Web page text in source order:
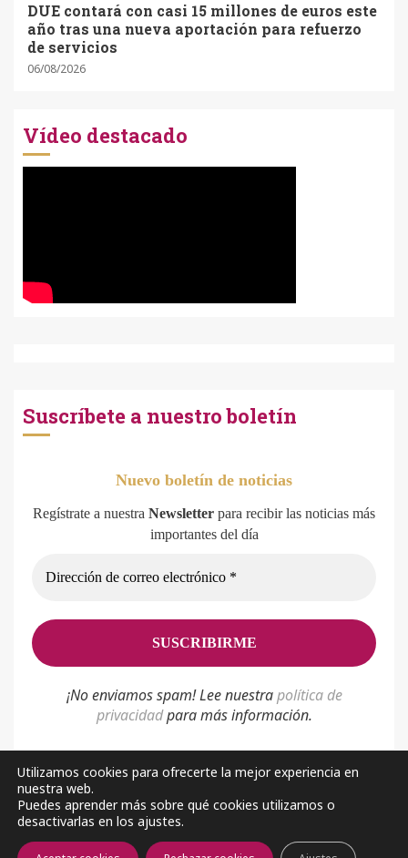
DUE contará con casi 15 millones de euros este
año tras una nueva aportación para refuerzo
de servicios
06/08/2026
Vídeo destacado
Suscríbete a nuestro boletín
Nuevo boletín de noticias
Regístrate a nuestra Newsletter para recibir las noticias más
importantes del día
¡No enviamos spam! Lee nuestrapolítica de
privacidadpara más información.
Política de privacidad Aviso Legal Sobre nosotros
Utilizamos cookies para ofrecerte la mejor experiencia en
nuestra web.
Puedes aprender más sobre qué cookies utilizamos o
desactivarlas en los ajustes.